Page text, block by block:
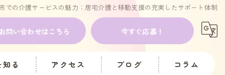
での介護サービスの魅力：居宅介護と移動支援の充実したサポート体制
お問い合わせはこちら 今すぐ応募！
る アクセス ブログ コラム